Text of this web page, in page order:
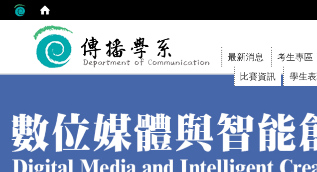
最新消息 考生專區
比賽資訊
學生